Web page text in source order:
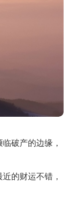
破产的边缘，
的财运不错，